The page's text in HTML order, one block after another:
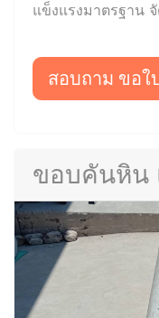
แข็งแรงมาตรฐาน
สอบถาม ขอใ
ขอบคันหิน